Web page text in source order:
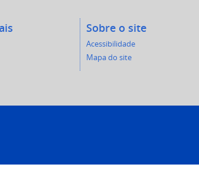
Sobre o site
Acessibilidade
Mapa do site